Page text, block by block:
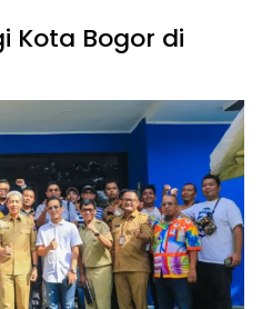
Kota Bogor di